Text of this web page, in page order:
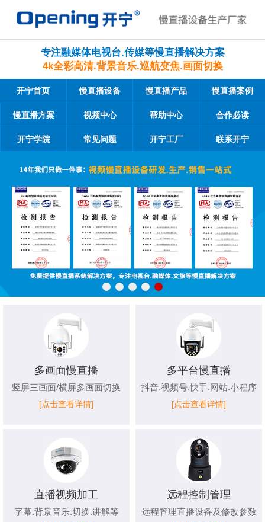
专注融媒体电视台.传媒等慢直播解决方案
4k全彩高清.背景音乐.巡航变焦.画面切换
开宁首页 慢直播设备 慢直播产品 慢直播案例
慢直播方案 视频中心 帮助中心 合作必读
开宁学院 常见问题 开宁工厂 联系开宁
多画面慢直播
竖屏三画面/横屏多画面切换
[点击查看详情]
多平台慢直播
抖音.视频号.快手.网站.小程序
[点击查看详情]
直播视频加工
字幕.背景音乐.切换.讲解等
远程控制管理
远程管理直播设备及修改参数